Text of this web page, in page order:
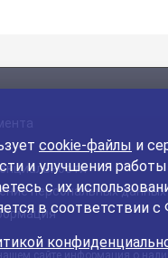
персональных данных
cookie-файлы и
и улучшения
с их
в соответствии